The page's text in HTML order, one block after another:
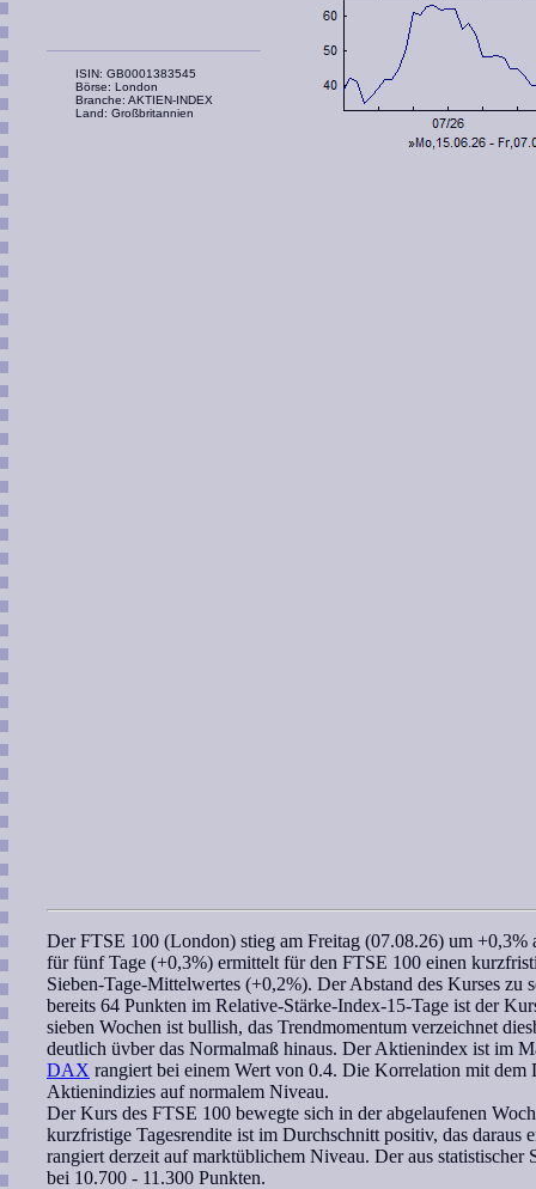
ISIN: GB0001383545
Börse: London
Branche: AKTIEN-INDEX
Land: Großbritannien
DerFTSE 100 (London) stieg am Freitag (07.08.26) um
für fünf Tage (+0,3%) ermittelt für den FTSE 100 einen
Sieben-Tage-Mittelwertes (+0,2%). Der Abstand des Kurses zu
bereits 64 Punkten im Relative-Stärke-Index-15-Tage ist der
sieben Wochen ist bullish, das Trendmomentum verzeichnet
deutlich üvber das Normalmaß hinaus. Der Aktienindex ist im
DAX rangiert bei einem Wert von 0.4. Die Korrelation mit dem
Aktienindizies auf normalem Niveau.
Der Kurs des FTSE 100 bewegte sich in der abgelaufenen
kurzfristige Tagesrendite ist im Durchschnitt positiv, das daraus
rangiert derzeit auf marktüblichem Niveau. Der aus statistischer
bei 10.700 - 11.300 Punkten.